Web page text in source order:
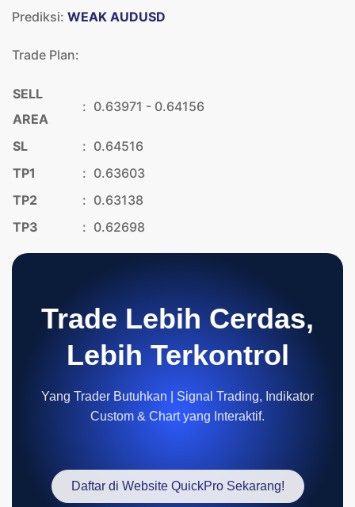
Prediksi: WEAK AUDUSD
Trade Plan:
SELL
AREA
: 0.63971 - 0.64156
SL : 0.64516
TP1
: 0.63603
TP2
: 0.63138
TP3
: 0.62698
Trade Lebih Cerdas,
Lebih Terkontrol
Yang Trader Butuhkan | Signal Trading, Indikator
Custom & Chart yang Interaktif.
Daftar di Website QuickPro Sekarang!